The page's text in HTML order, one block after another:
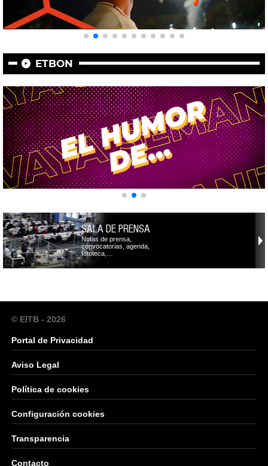
ETBON
SALA DE PRENSA
Notas de prensa,
convocatorias, agenda,
fototeca,…
© EITB - 2026
Portal de Privacidad
Aviso Legal
Política de cookies
Configuración cookies
Transparencia
Contacto